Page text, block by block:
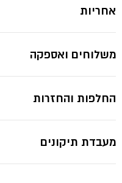
אחריות
משלוחים ואספקה
החלפות והחזרות
מעבדת תיקונים